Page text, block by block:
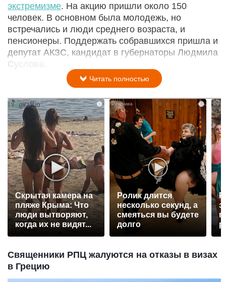
экстремизме. На акцию пришли около 150
человек. В основном была молодежь, но
встречались и люди среднего возраста, и
пенсионеры. Поддержать собравшихся пришла и
депутат АКЗС, кандидат в губернаторы Людмила
Суслова.
Читать полностью
i
Скрытая камера на
пляже Крыма: Что
люди вытворяют,
когда их не видят...
Ролик длится
несколько секунд, а
смеяться вы будете
долго
Священники РПЦ жалуются на отказы в визах
в Грецию